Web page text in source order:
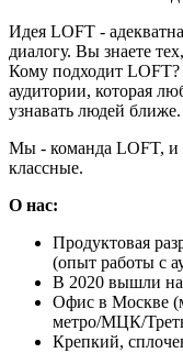
Идея LOFT -
диалогу. Вы знаете
Кому подходит
аудитории, которая
узнавать людей ближе.
Мы - команда LOFT, и
классные.
О нас:
Продуктовая
(опыт работы с
В 2020 вышли
Офис в Москве
метро/МЦК/
Крепкий,